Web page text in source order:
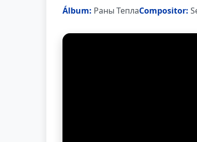
Álbum: Раны ТеплаCompositor: